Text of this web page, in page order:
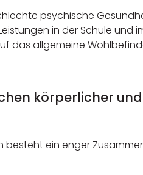
psychische
in der Schule und
das allgemeine
körperlicher
besteht ein enger